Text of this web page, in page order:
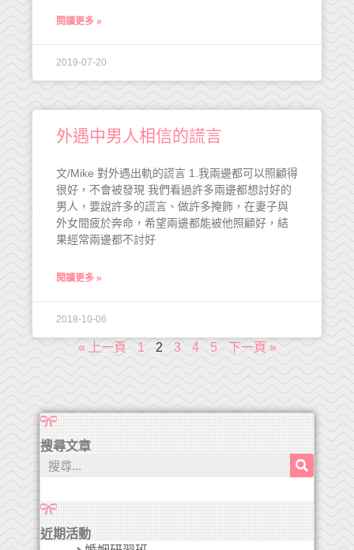
閱讀更多 »
2019-07-20
外遇中男人相信的謊言
文/Mike 對外遇出軌的謊言 1.我兩邊都可以照顧得
很好，不會被發現 我們看過許多兩邊都想討好的
男人，要說許多的謊言、做許多掩飾，在妻子與
外女間疲於奔命，希望兩邊都能被他照顧好，結
果經常兩邊都不討好
閱讀更多 »
2018-10-06
« 上一頁 1 2 3 4 5 下一頁 »
搜尋文章
近期活動